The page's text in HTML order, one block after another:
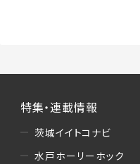
特集・連載情報
茨城イイトコナビ
水戸ホーリーホック